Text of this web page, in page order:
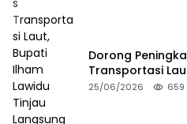
Dorong
Transportasi
Tinjau Langsung
25/06/2026 659